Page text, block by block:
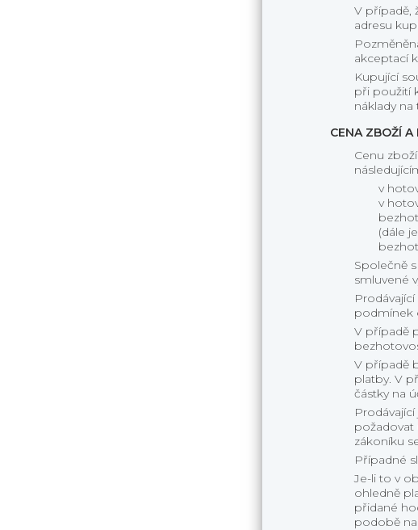
V případě,
adresu
akceptací
Kupující
při použití
náklady
CENA ZBOŽÍ
Cenu
v
v
(dále
Společně
smluvené
podmínek
V případě
V případě
platby. V
částky na
požadovat
zákoníku
Případné
Je-li to v
ohledně
přidané
podobě